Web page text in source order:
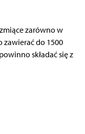
zarówno w
do 1500
składać się z